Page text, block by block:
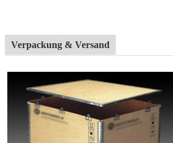
Verpackung & Versand